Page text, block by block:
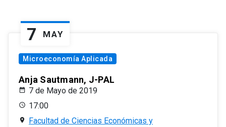
7 MAY
Microeconomía Aplicada
Anja Sautmann, J-PAL
7 de Mayo de 2019
17:00
Facultad de Ciencias Económicas y